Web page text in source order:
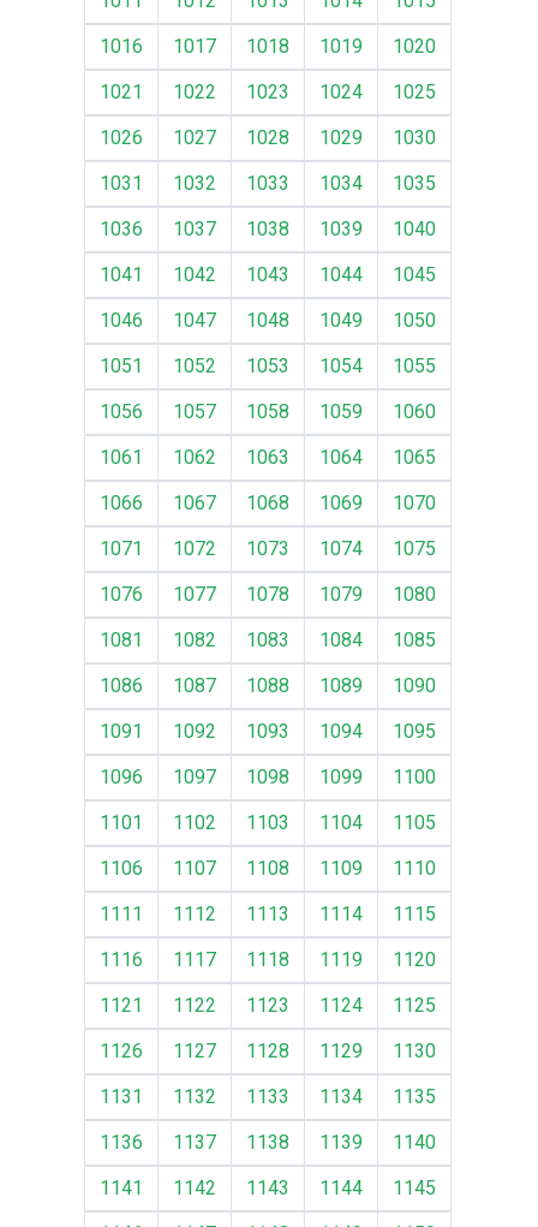
1016
1017 1018 1019
1020
1021
1022 1023 1024
1025
1026
1027 1028 1029
1030
1031
1032 1033 1034
1035
1036
1037 1038 1039
1040
1041
1042 1043 1044
1045
1046
1047 1048 1049
1050
1051
1052 1053 1054
1055
1056
1057 1058 1059
1060
1061
1062 1063 1064
1065
1066
1067 1068 1069
1070
1071
1072 1073 1074
1075
1076
1077 1078 1079
1080
1081
1082 1083 1084
1085
1086
1087 1088 1089
1090
1091
1092 1093 1094
1095
1096
1097 1098 1099
1100
1101
1102 1103 1104
1105
1106
1107 1108 1109
1110
1111
1112 1113 1114
1115
1116
1117 1118 1119
1120
1121
1122 1123 1124
1125
1126
1127 1128 1129
1130
1131
1132 1133 1134
1135
1136
1137 1138 1139
1140
1141
1142 1143 1144
1145